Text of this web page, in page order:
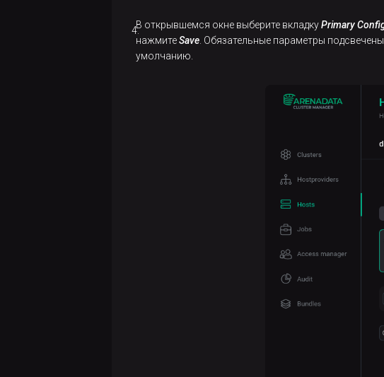
В открывшемся окне выберите вкладкуPrimary
нажмитеSave. Обязательные параметры
умолчанию.